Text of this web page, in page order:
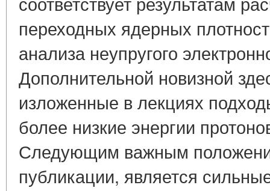
переходных ядерных
анализа неупругого
Дополнительной новизной
изложенные в лекциях
более низкие энергии
Следующим важным
публикации, является